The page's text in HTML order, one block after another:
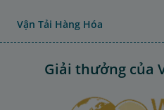
Vận Tải Hàng Hóa
Giải thưởng của